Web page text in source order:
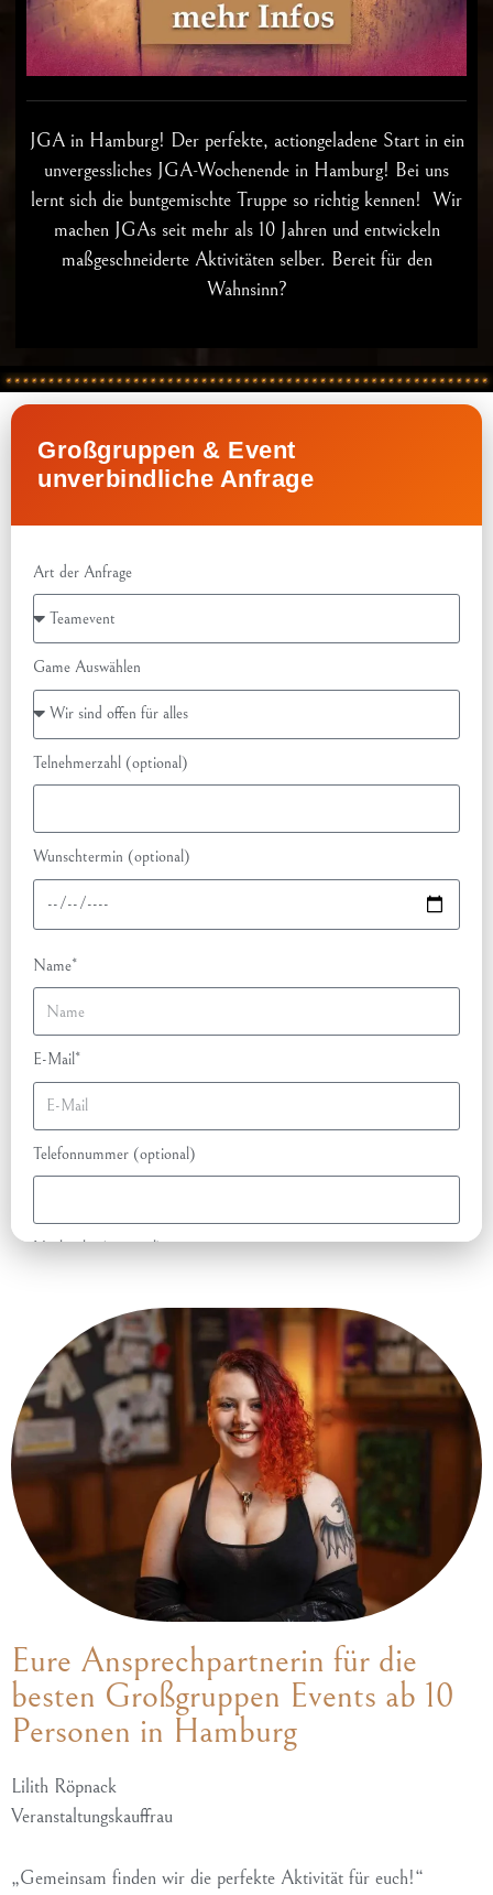
JGA in Hamburg! Der perfekte, actiongeladene Start in ein
unvergessliches JGA-Wochenende in Hamburg! Bei uns
lernt sich die buntgemischte Truppe so richtig kennen! Wir
machen JGAs seit mehr als 10 Jahren und entwickeln
maßgeschneiderte Aktivitäten selber. Bereit für den
Wahnsinn?
Großgruppen & Event
unverbindliche Anfrage
Art der Anfrage
Game Auswählen
Telnehmerzahl (optional)
Wunschtermin (optional)
Name*
E-Mail*
Telefonnummer (optional)
Nachricht (optional)
100% kostenlos & unverbindlich anfragen
Absenden
Eure Ansprechpartnerin für die
besten Großgruppen Events ab 10
Personen in Hamburg
Lilith Röpnack
Veranstaltungskauffrau
„Gemeinsam finden wir die perfekte Aktivität für euch!“